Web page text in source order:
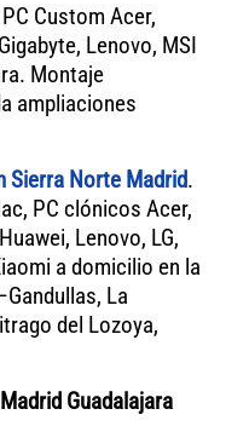
Custom Acer,
Lenovo, MSI
Montaje
ampliaciones
Sierra Norte Madrid.
PC clónicos Acer,
Lenovo, LG,
a domicilio en la
La
del Lozoya,
Guadalajara